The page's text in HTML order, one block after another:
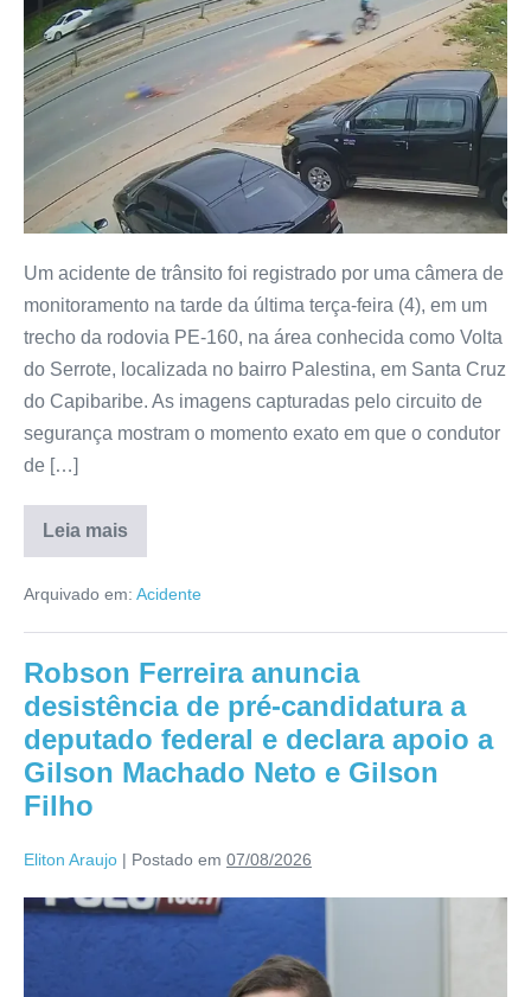
Um acidente de trânsito foi registrado por uma câmera de
monitoramento na tarde da última terça-feira (4), em um
trecho da rodovia PE-160, na área conhecida como Volta
do Serrote, localizada no bairro Palestina, em Santa Cruz
do Capibaribe. As imagens capturadas pelo circuito de
segurança mostram o momento exato em que o condutor
de […]
Leia mais
Arquivado em: Acidente
Robson Ferreira anuncia
desistência de pré-candidatura a
deputado federal e declara apoio a
Gilson Machado Neto e Gilson
Filho
Eliton Araujo | Postado em 07/08/2026